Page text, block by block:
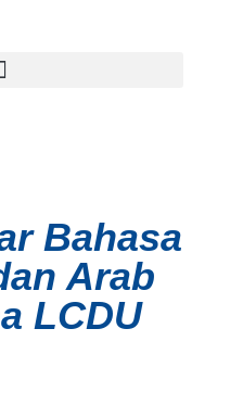
Bahasa
Arab
LCDU